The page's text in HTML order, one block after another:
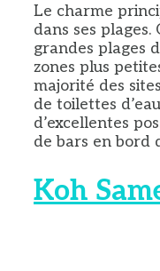
Le charme
dans ses
grandes plages
zones plus
majorité des
de toilettes
d’excellentes
de bars en bord
Koh